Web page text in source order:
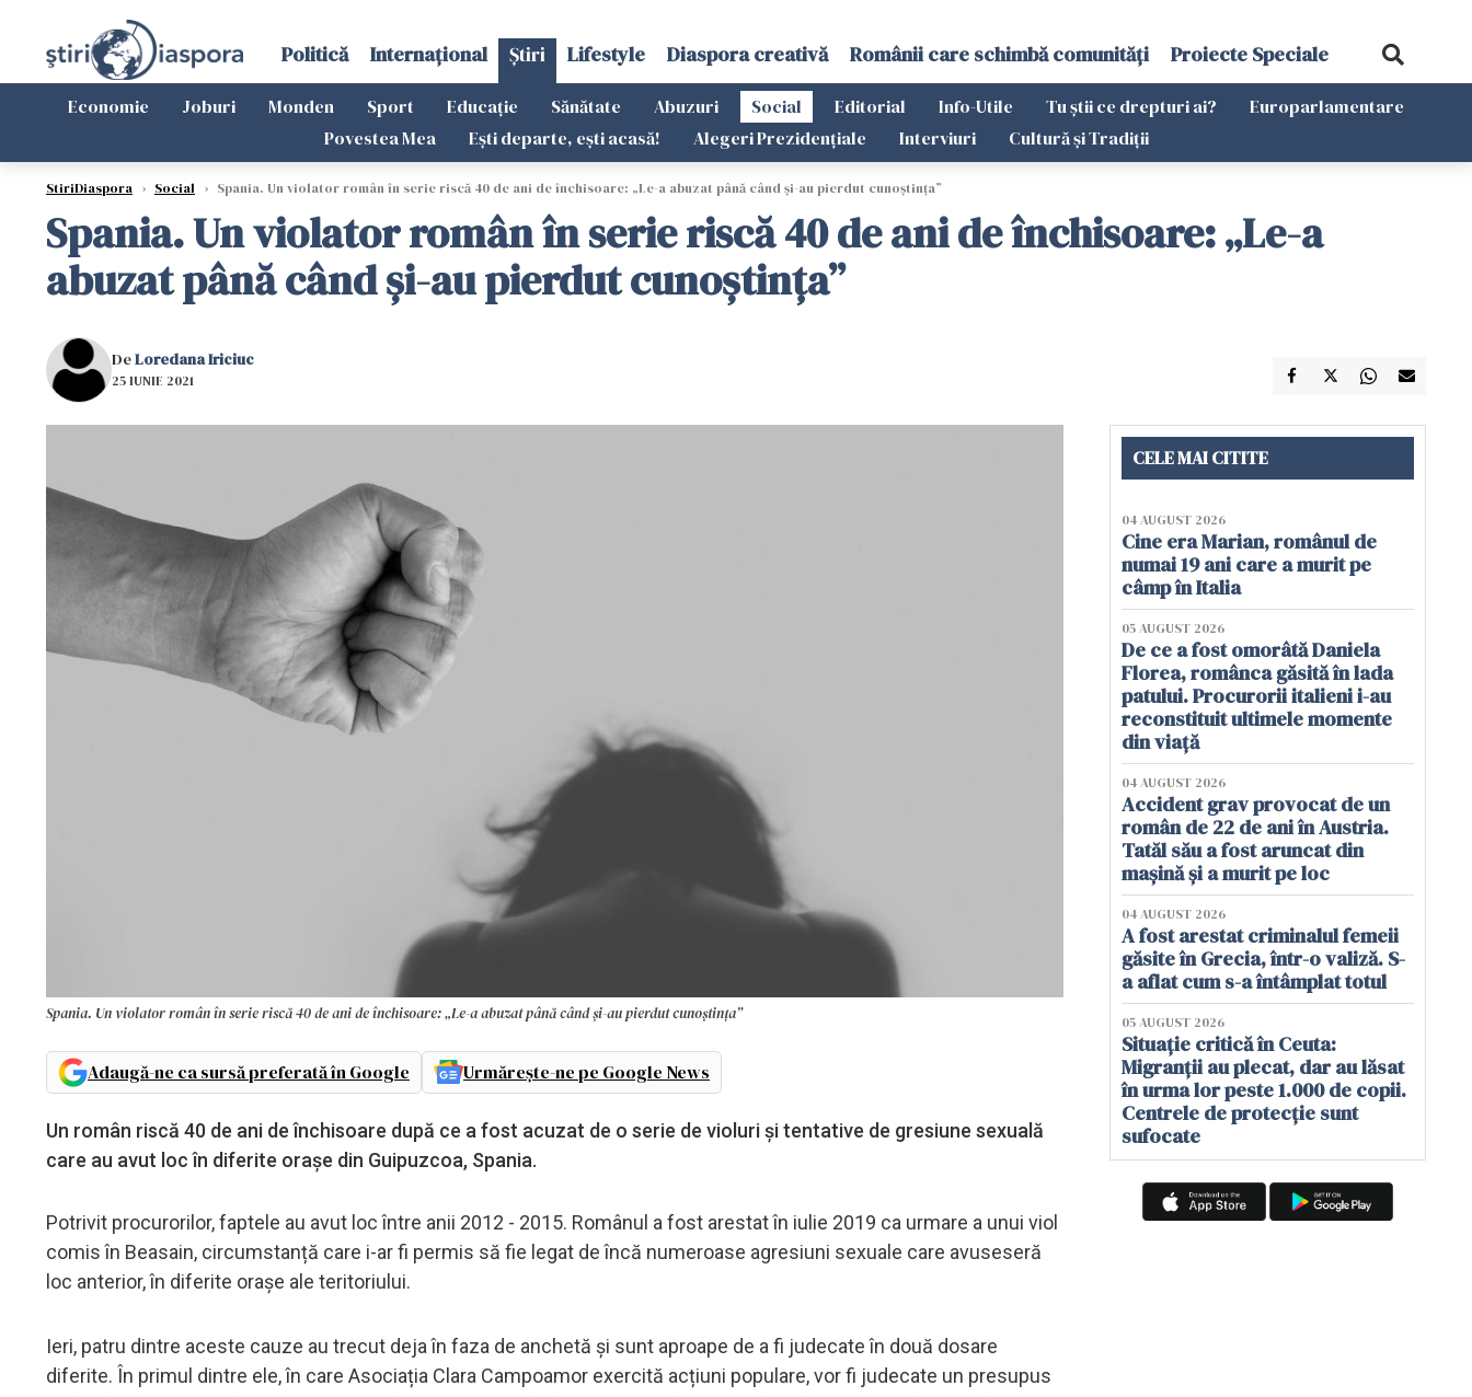
Politică Internațional Știri Lifestyle Diaspora creativă Românii care schimbă comunități Proiecte Speciale
Economie Joburi Monden Sport Educație Sănătate Abuzuri Social Editorial Info-Utile Tu știi ce drepturi ai?
Europarlamentare
Povestea Mea
Ești departe, ești acasă! Alegeri Prezidențiale Interviuri Cultură și Tradiții
StiriDiaspora › Social › Spania. Un violator român în serie riscă 40 de ani de închisoare: „Le-a abuzat până când și-au pierdut cunoștința”
Spania. Un violator român în serie riscă 40 de ani de închisoare: „Le-a
abuzat până când și-au pierdut cunoștința”
DeLoredana Iriciuc
25 IUNIE 2021
Spania. Un violator român în serie riscă 40 de ani de închisoare: „Le-a abuzat până când și-au pierdut cunoștința”
Adaugă-ne ca sursă preferată în Google Urmărește-ne pe Google News
Un român riscă 40 de ani de închisoare după ce a fost acuzat de o serie de violuri și tentative de gresiune sexuală
care au avut loc în diferite orașe din Guipuzcoa, Spania.
Potrivit procurorilor, faptele au avut loc între anii 2012 - 2015. Românul a fost arestat în iulie 2019 ca urmare a unui viol
comis în Beasain, circumstanță care i-ar fi permis să fie legat de încă numeroase agresiuni sexuale care avuseseră
loc anterior, în diferite orașe ale teritoriului.
Ieri, patru dintre aceste cauze au trecut deja în faza de anchetă și sunt aproape de a fi judecate în două dosare
diferite. În primul dintre ele, în care Asociația Clara Campoamor exercită acțiuni populare, vor fi judecate un presupus
CELE MAI CITITE
04 AUGUST 2026
Cine era Marian, românul de
numai 19 ani care a murit pe
câmp în Italia
05 AUGUST 2026
De ce a fost omorâtă Daniela
Florea, românca găsită în lada
patului. Procurorii italieni i-au
reconstituit ultimele momente
din viață
04 AUGUST 2026
Accident grav provocat de un
român de 22 de ani în Austria.
Tatăl său a fost aruncat din
mașină și a murit pe loc
04 AUGUST 2026
A fost arestat criminalul femeii
găsite în Grecia, într-o valiză. S-
a aflat cum s-a întâmplat totul
05 AUGUST 2026
Situație critică în Ceuta:
Migranții au plecat, dar au lăsat
în urma lor peste 1.000 de copii.
Centrele de protecție sunt
sufocate